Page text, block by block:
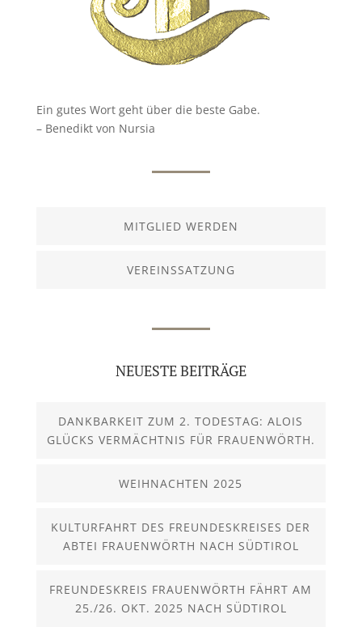
Ein gutes Wort geht über die beste Gabe.
– Benedikt von Nursia
MITGLIED WERDEN
VEREINSSATZUNG
NEUESTE BEITRÄGE
DANKBARKEIT ZUM 2. TODESTAG: ALOIS
GLÜCKS VERMÄCHTNIS FÜR FRAUENWÖRTH.
WEIHNACHTEN 2025
KULTURFAHRT DES FREUNDESKREISES DER
ABTEI FRAUENWÖRTH NACH SÜDTIROL
FREUNDESKREIS FRAUENWÖRTH FÄHRT AM
25./26. OKT. 2025 NACH SÜDTIROL